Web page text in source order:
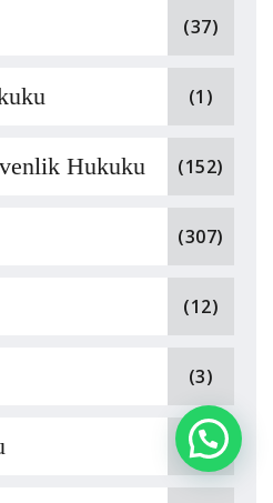
(37)
(1)
Hukuku (152)
(307)
(12)
(3)
(2)